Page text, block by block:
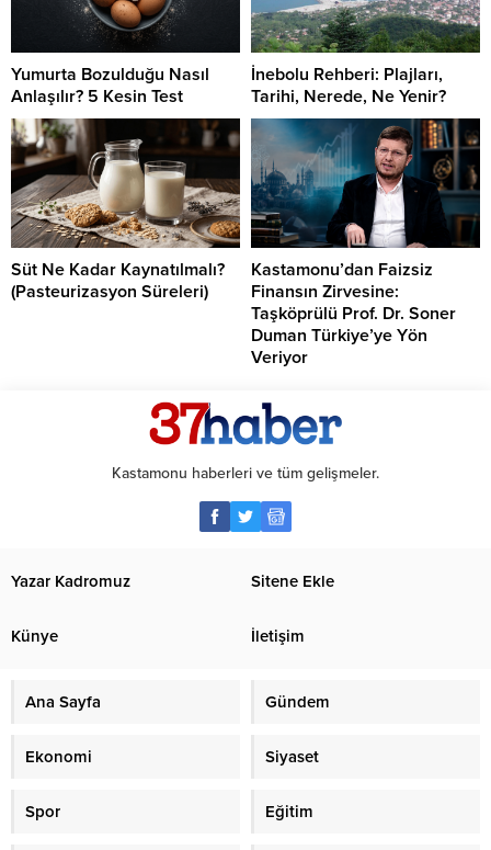
Yumurta Bozulduğu Nasıl
Anlaşılır? 5 Kesin Test
İnebolu Rehberi: Plajları,
Tarihi, Nerede, Ne Yenir?
Süt Ne Kadar Kaynatılmalı?
(Pasteurizasyon Süreleri)
Kastamonu’dan Faizsiz
Finansın Zirvesine:
Taşköprülü Prof. Dr. Soner
Duman Türkiye’ye Yön
Veriyor
Kastamonu haberleri ve tüm gelişmeler.
Yazar Kadromuz Sitene Ekle
Künye İletişim
Ana Sayfa Gündem
Ekonomi Siyaset
Spor Eğitim